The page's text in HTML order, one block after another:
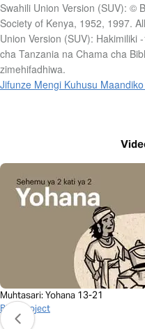
Swahili Union Version (SUV): ©
Society of Kenya, 1952, 1997.
Union Version (SUV): Hakimiliki
cha Tanzania na Chama cha
zimehifadhiwa.
Jifunze Mengi Kuhusu
Muhtasari: Yohana 13-21
BibleProject